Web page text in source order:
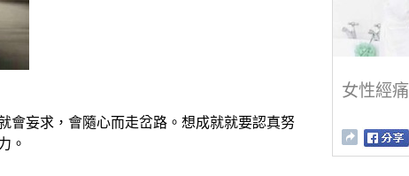
會妄求，會隨心而走岔路。想成就就要認真努
。
女性經